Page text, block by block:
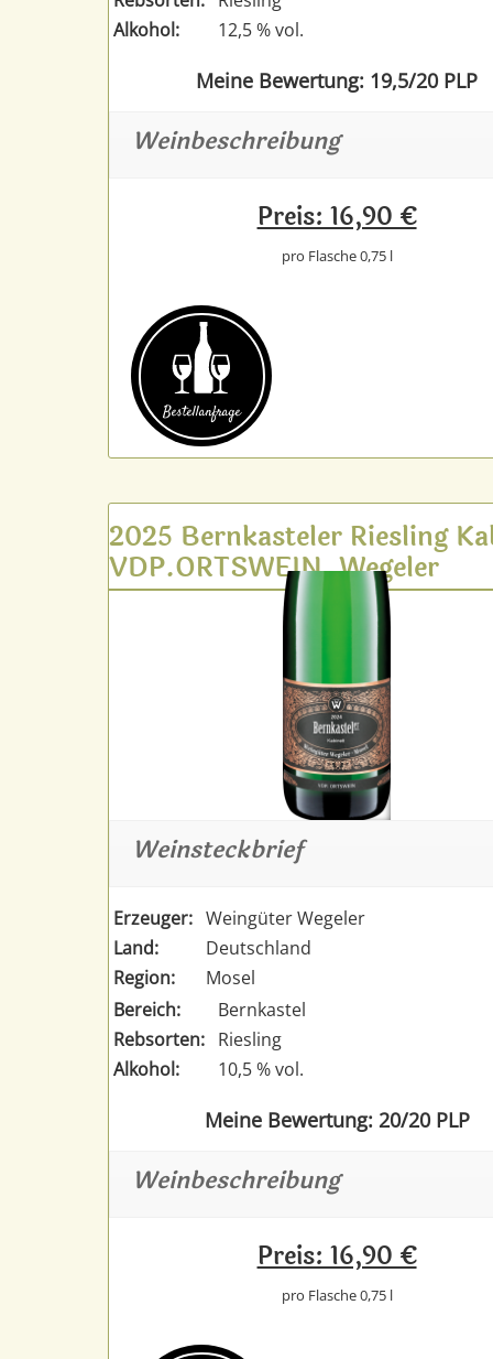
Alkohol:
12,5 % vol.
Meine Bewertung: 19,5/20 PLP
Weinbeschreibung
Preis: 16,90 €
pro Flasche 0,75 l
Bestell­anfrage
2025 Bernkasteler Riesling
VDP.ORTSWEIN, Wegeler
Weinsteckbrief
Erzeuger: Weingüter Wegeler
Land:
Deutschland
Region:
Mosel
Bereich:
Bernkastel
Rebsorten: Riesling
Alkohol:
10,5 % vol.
Meine Bewertung: 20/20 PLP
Weinbeschreibung
Preis: 16,90 €
pro Flasche 0,75 l